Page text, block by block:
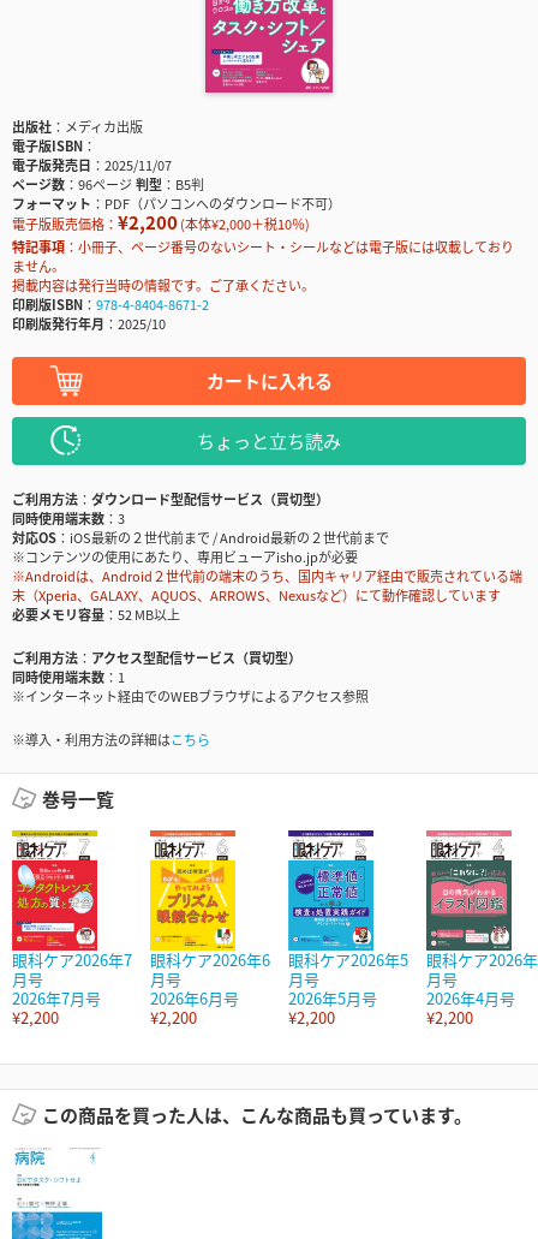
出版社
メディカ出版
電子版ISBN
電子版発売日
2025/11/07
ページ数
96ページ判型
B5判
フォーマット
PDF（パソコンへのダウンロード不可）
電子版販売価格： ¥2,200(本体¥2,000＋税10％)
特記事項
小冊子、ページ番号のないシート・シールなどは電子版には収載しており
ません。
掲載内容は発行当時の情報です。ご了承ください。
印刷版ISBN
978-4-8404-8671-2
印刷版発行年月
2025/10
カートに入れる
ちょっと立ち読み
ご利用方法
ダウンロード型配信サービス（買切型）
同時使用端末数
3
対応OS
iOS最新の２世代前まで / Android最新の２世代前まで
※コンテンツの使用にあたり、専用ビューアisho.jpが必要
※Androidは、Android２世代前の端末のうち、国内キャリア経由で販売されている端
末（Xperia、GALAXY、AQUOS、ARROWS、Nexusなど）にて動作確認しています
必要メモリ容量
52 MB以上
ご利用方法
アクセス型配信サービス（買切型）
同時使用端末数
1
※インターネット経由でのWEBブラウザによるアクセス参照
※導入・利用方法の詳細はこちら
巻号一覧
眼科ケア2026年7
月号
2026年7月号
¥2,200
眼科ケア2026年6
月号
2026年6月号
¥2,200
眼科ケア2026年5
月号
2026年5月号
¥2,200
眼科ケア2026
月号
2026年4月号
¥2,200
この商品を買った人は、こんな商品も買っています。